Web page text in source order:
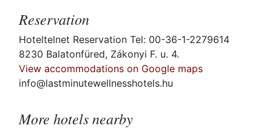
Reservation
Hoteltelnet Reservation Tel: 00-36-1-2279614
8230 Balatonfüred, Zákonyi F. u. 4.
View accommodations on Google maps
info@lastminutewellnesshotels.hu
More hotels nearby